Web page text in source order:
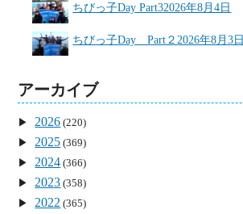
ちびっ子Day Part32026年8月4日
ちびっ子Day Part２ 2026年8月3日
アーカイブ
2026 (220)
2025 (369)
2024 (366)
2023 (358)
2022 (365)